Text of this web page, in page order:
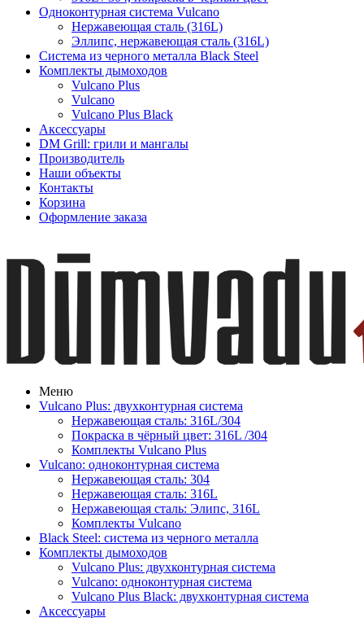
Одноконтурная система Vulcano
Нержавеющая сталь (316L)
Эллипс, нержавеющая сталь (316L)
Система из черного металла Black Steel
Комплекты дымоходов
Vulcano Plus
Vulcano
Vulcano Plus Black
Аксессуары
DM Grill: грили и мангалы
Производитель
Наши объекты
Контакты
Корзина
Оформление заказа
Меню
Vulcano Plus: двухконтурная система
Нержавеющая сталь: 316L/304
Покраска в чёрный цвет: 316L /304
Комплекты Vulcano Plus
Vulcano: одноконтурная система
Нержавеющая сталь: 304
Нержавеющая сталь: 316L
Нержавеющая сталь: Элипс, 316L
Комплекты Vulcano
Black Steel: система из черного металла
Комплекты дымоходов
Vulcano Plus: двухконтурная система
Vulcano: одноконтурная система
Vulcano Plus Black: двухконтурная система
Аксессуары